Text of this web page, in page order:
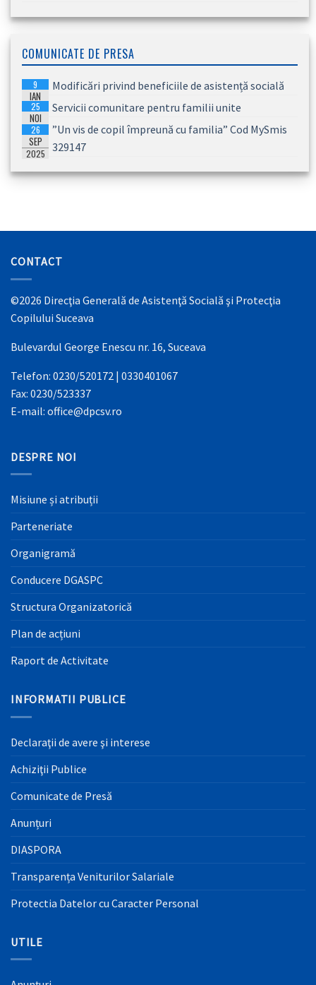
COMUNICATE DE PRESA
9
IAN
2026
Modificări privind beneficiile de asistență socială
25
NOI
2025
Servicii comunitare pentru familii unite
26
SEP
2025
”Un vis de copil împreună cu familia” Cod MySmis
329147
CONTACT
©2026 Direcţia Generală de Asistenţă Socială şi Protecţia
Copilului Suceava
Bulevardul George Enescu nr. 16, Suceava
Telefon: 0230/520172 | 0330401067
Fax: 0230/523337
E-mail: office@dpcsv.ro
DESPRE NOI
Misiune și atribuții
Parteneriate
Organigramă
Conducere DGASPC
Structura Organizatorică
Plan de acțiuni
Raport de Activitate
INFORMATII PUBLICE
Declaraţii de avere şi interese
Achiziţii Publice
Comunicate de Presă
Anunțuri
DIASPORA
Transparența Veniturilor Salariale
Protectia Datelor cu Caracter Personal
UTILE